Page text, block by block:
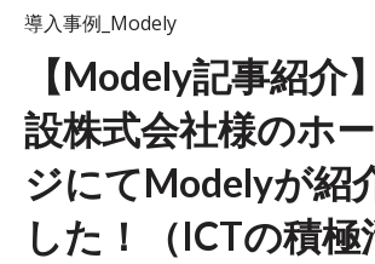
導入事例_Modely
【Modely記事紹介
設株式会社様のホ
ジにてModelyが紹
した！（ICTの積極